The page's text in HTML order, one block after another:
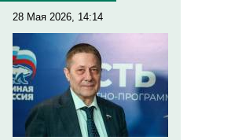
28 Мая 2026, 14:14